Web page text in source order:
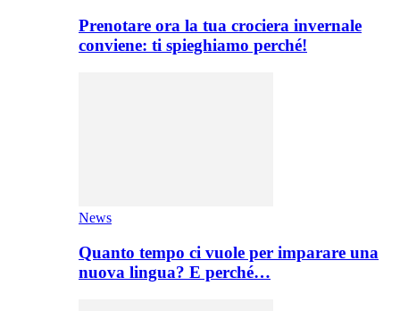
Prenotare ora la tua crociera invernale
conviene: ti spieghiamo perché!
News
Quanto tempo ci vuole per imparare una
nuova lingua? E perché…